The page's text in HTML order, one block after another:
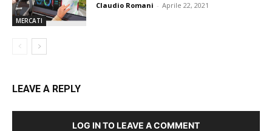
MERCATI
Claudio Romani - Aprile 22, 2021
LEAVE A REPLY
LOG IN TO LEAVE A COMMENT